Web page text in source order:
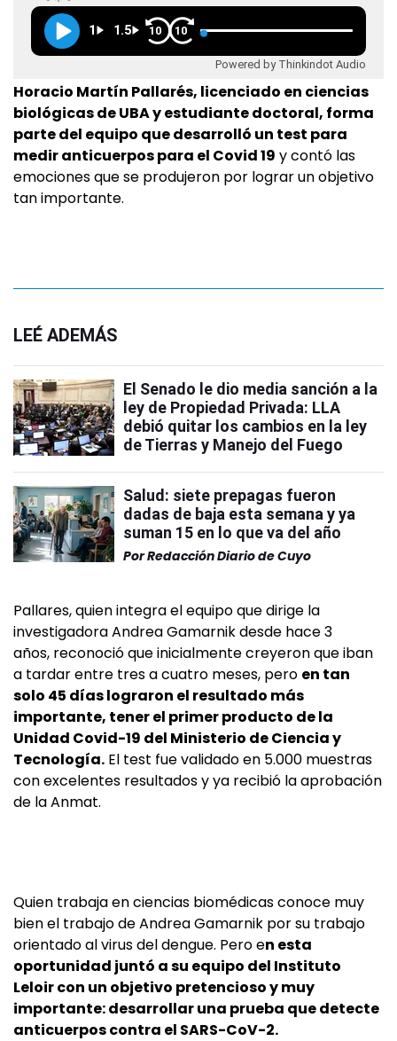
1 1.5 10 10
Powered by Thinkindot Audio
Horacio Martín Pallarés, licenciado en ciencias
biológicas de UBA y estudiante doctoral, forma
parte del equipo que desarrolló un test para
medir anticuerpos para el Covid 19 y contó las
emociones que se produjeron por lograr un objetivo
tan importante.
LEÉ ADEMÁS
El Senado le dio media sanción a la
ley de Propiedad Privada: LLA
debió quitar los cambios en la ley
de Tierras y Manejo del Fuego
Salud: siete prepagas fueron
dadas de baja esta semana y ya
suman 15 en lo que va del año
PorRedacción Diario de Cuyo
Pallares, quien integra el equipo que dirige la
investigadora Andrea Gamarnik desde hace 3
años, reconoció que inicialmente creyeron que iban
a tardar entre tres a cuatro meses, pero en tan
solo 45 días lograron el resultado más
importante, tener el primer producto de la
Unidad Covid-19 del Ministerio de Ciencia y
Tecnología. El test fue validado en 5.000 muestras
con excelentes resultados y ya recibió la aprobación
de la Anmat.
Quien trabaja en ciencias biomédicas conoce muy
bien el trabajo de Andrea Gamarnik por su trabajo
orientado al virus del dengue. Pero en esta
oportunidad juntó a su equipo del Instituto
Leloir con un objetivo pretencioso y muy
importante: desarrollar una prueba que detecte
anticuerpos contra el SARS-CoV-2.